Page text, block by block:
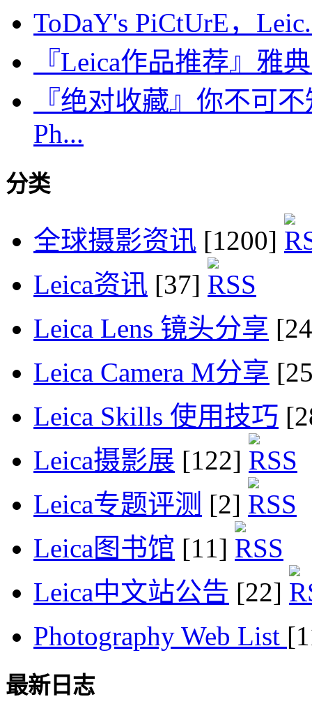
ToDaY's PiCtUrE，
『Leica作品推荐』雅
『绝对收藏』你不可
Ph...
分类
全球摄影资讯 [1200]
Leica资讯 [37]
Leica Lens 镜头分享
Leica Camera M分享
Leica Skills 使用技巧
Leica摄影展 [122]
Leica专题评测 [2]
Leica图书馆 [11]
Leica中文站公告 [22]
Photography Web List
最新日志